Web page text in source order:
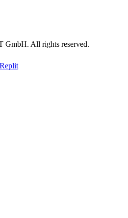
All rights reserved.
Replit